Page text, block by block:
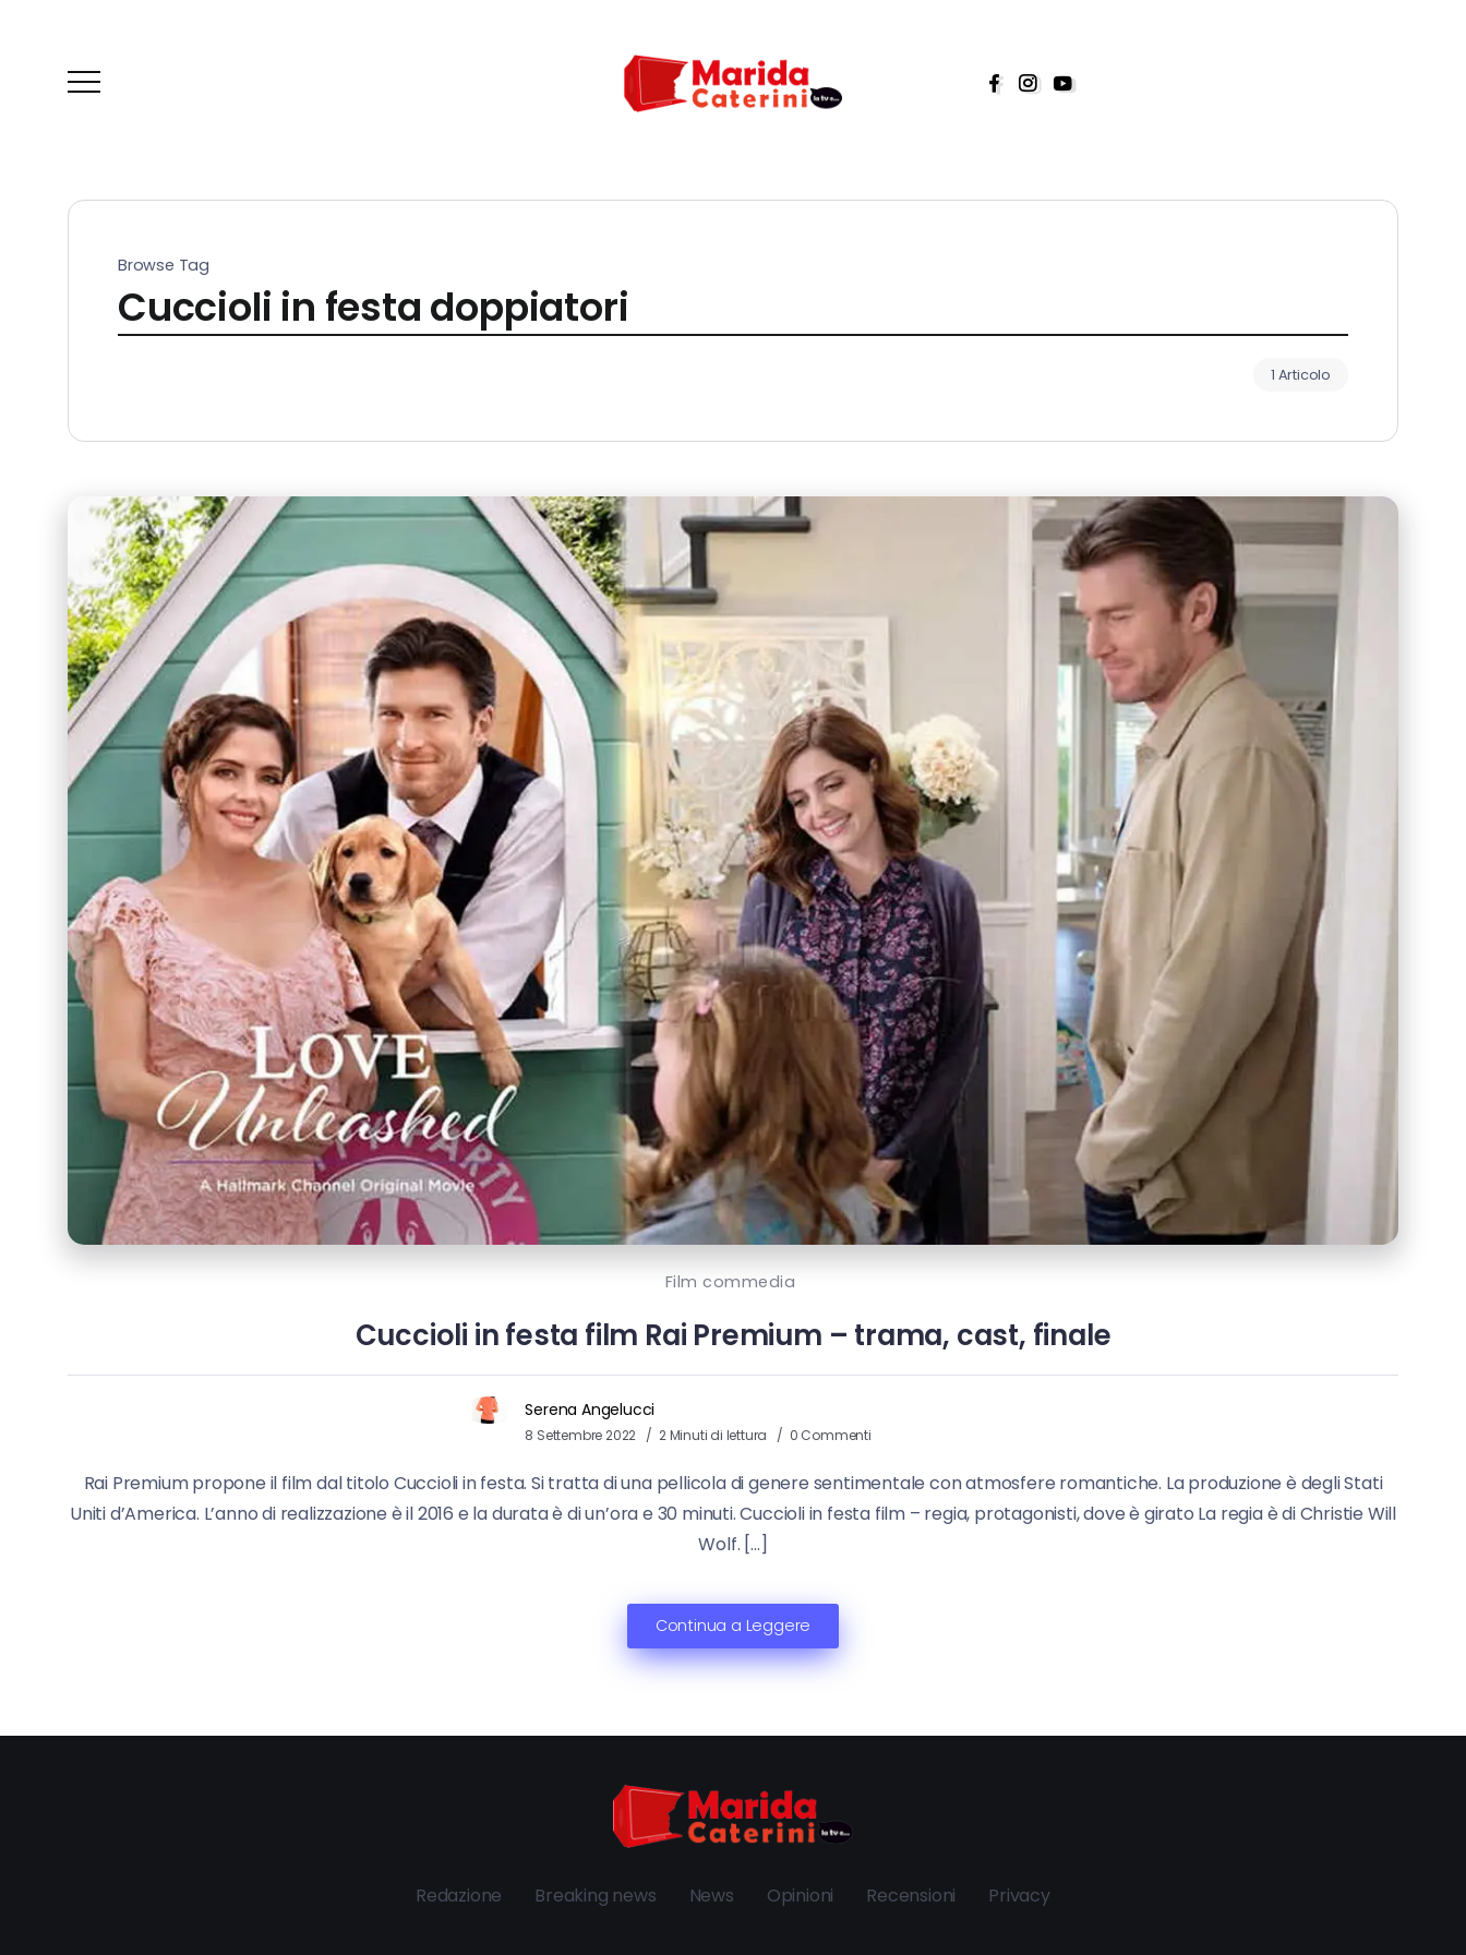
Browse Tag
Cuccioli in festa doppiatori
1 Articolo
Film commedia
Cuccioli in festa film Rai Premium – trama, cast, finale
Serena Angelucci
8 Settembre 2022 2 Minuti di lettura 0 Commenti
Rai Premium propone il film dal titolo Cuccioli in festa. Si tratta di una pellicola di genere sentimentale con atmosfere romantiche. La produzione è degli Stati
Uniti d’America. L’anno di realizzazione è il 2016 e la durata è di un’ora e 30 minuti. Cuccioli in festa film – regia, protagonisti, dove è girato La regia è di Christie Will
Wolf. […]
Continua a Leggere
Redazione Breaking news News Opinioni Recensioni Privacy